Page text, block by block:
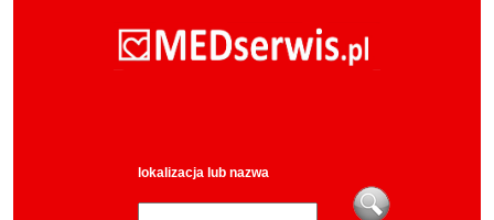
lokalizacja lub nazwa